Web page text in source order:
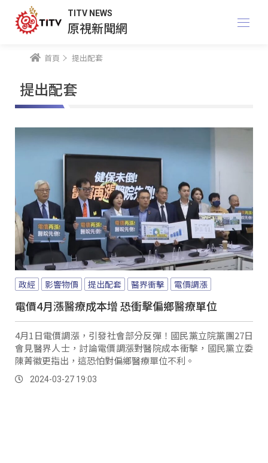
TITV NEWS
原視新聞網
首頁 提出配套
提出配套
政經 影響物價 提出配套 醫界衝擊 電價調漲
電價4月漲醫療成本增 恐衝擊偏鄉醫療單位
4月1日電價調漲，引發社會部分反彈！國民黨立院黨團27日
會見醫界人士，討論電價調漲對醫院成本衝擊，國民黨立委
陳菁徽更指出，這恐怕對偏鄉醫療單位不利。
2024-03-27 19:03